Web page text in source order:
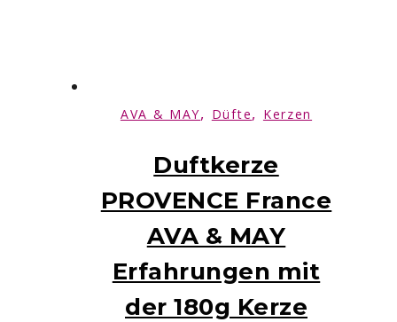
AVA & MAY, Düfte, Kerzen
Duftkerze
PROVENCE France
AVA & MAY
Erfahrungen mit
der 180g Kerze